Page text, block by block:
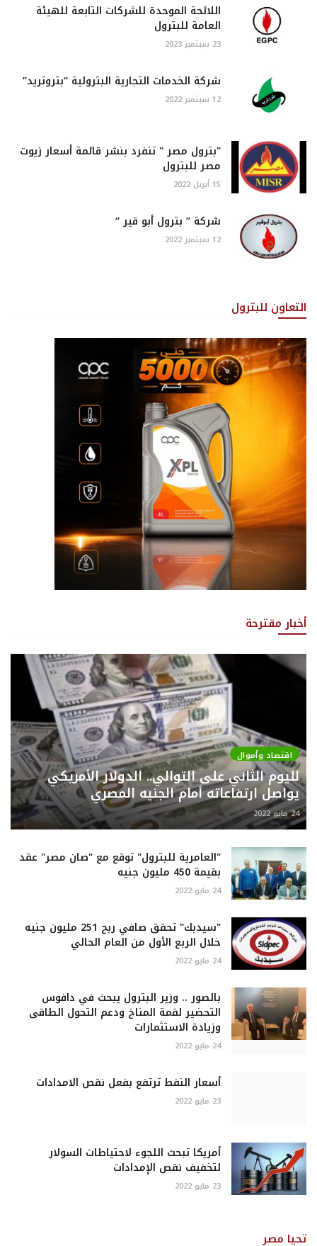
اللائحة الموحدة للشركات التابعة للهيئة
العامة للبترول
23 سبتمبر 2023
شركة الخدمات التجارية البترولية “بتروتريد”
12 سبتمبر 2022
"بترول مصر " تنفرد بنشر قائمة أسعار زيوت
مصر للبترول
15 أبريل 2022
شركة ” بترول أبو قير “
12 سبتمبر 2022
التعاون للبترول
أخبار مقترحة
اقتصاد وأموال
لليوم الثاني على التوالي.. الدولار الأمريكي
يواصل ارتفاعاته أمام الجنيه المصري
24 مايو 2022
"العامرية للبترول" توقع مع "صان مصر" عقد
بقيمة 450 مليون جنيه
24 مايو 2022
"سيدبك" تحقق صافي ربح 251 مليون جنيه
خلال الربع الأول من العام الحالي
24 مايو 2022
بالصور .. وزير البترول يبحث في دافوس
التحضير لقمة المناخ ودعم التحول الطاقى
وزيادة الاستثمارات
24 مايو 2022
أسعار النفط ترتفع بفعل نقص الامدادات
23 مايو 2022
أمريكا تبحث اللجوء لاحتياطات السولار
لتخفيف نقص الإمدادات
23 مايو 2022
تحيا مصر